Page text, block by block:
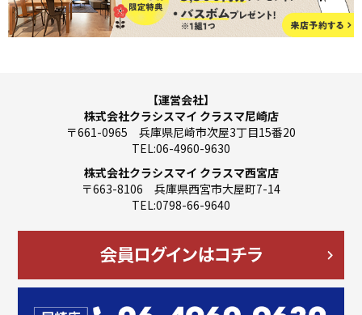
【運営会社】
株式会社クラシスマイ クラスマ尼崎店
〒661-0965 兵庫県尼崎市次屋3丁目15番20
TEL:06-4960-9630
株式会社クラシスマイ クラスマ西宮店
〒663-8106 兵庫県西宮市大屋町7-14
TEL:0798-66-9640